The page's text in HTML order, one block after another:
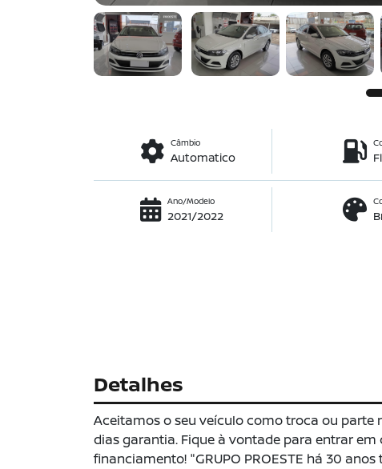
Câmbio
Automatico
Ano/Modelo
2021/2022
Detalhes
Aceitamos o seu veículo como troca ou parte
dias garantia. Fique à vontade para entrar
financiamento! "GRUPO PROESTE há 30